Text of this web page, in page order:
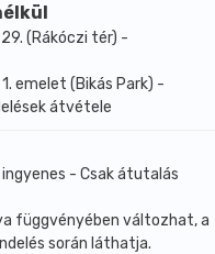
(Rákóczi tér) -
emelet (Bikás Park) -
átvétele
- Csak átutalás
függvényében változhat, a
során láthatja.